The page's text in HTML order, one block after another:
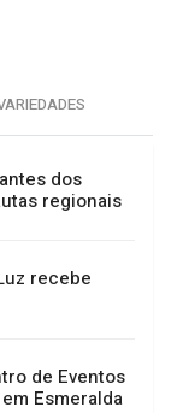
dos
regionais
recebe
de Eventos
Esmeralda